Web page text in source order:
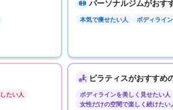
パーソナルジムがおす
本気で痩せたい人 ボディライ
たい人
ピラティスがおすすめ
ボディラインを美しく見せたい人
女性だけの空間で楽しく続けたい